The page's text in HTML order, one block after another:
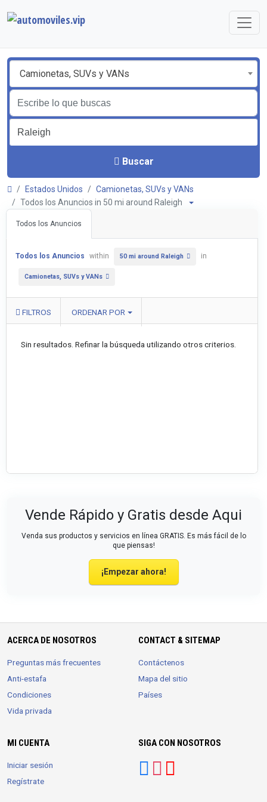
Camionetas, SUVs y VANs
Buscar
Estados Unidos
Camionetas, SUVs y VANs
Todos los Anuncios in 50 mi around Raleigh
Todos los Anuncios
Todos los Anuncios within 50 mi around Raleigh in
Camionetas, SUVs y VANs
FILTROS ORDENAR POR
Sin resultados. Refinar la búsqueda utilizando otros criterios.
Vende Rápido y Gratis desde Aqui
Venda sus productos y servicios en línea GRATIS. Es más fácil de lo
que piensas!
¡Empezar ahora!
ACERCA DE NOSOTROS
Preguntas más frecuentes
Anti-estafa
Condiciones
Vida privada
CONTACT & SITEMAP
Contáctenos
Mapa del sitio
Países
MI CUENTA
Iniciar sesión
Regístrate
SIGA CON NOSOTROS